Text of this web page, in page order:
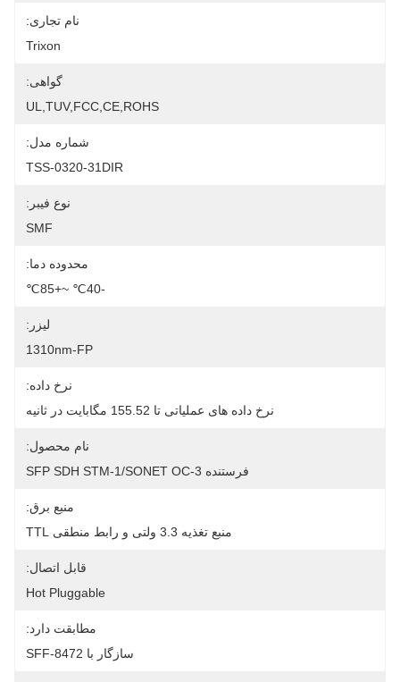
نام تجاری:
Trixon
گواهی:
UL,TUV,FCC,CE,ROHS
شماره مدل:
TSS-0320-31DIR
نوع فیبر:
SMF
محدوده دما:
-40℃ ~+85℃
لیزر:
1310nm-FP
نرخ داده:
نرخ داده های عملیاتی تا 155.52 مگابایت در ثانیه
نام محصول:
فرستنده SFP SDH STM-1/SONET OC-3
منبع برق:
منبع تغذیه 3.3 ولتی و رابط منطقی TTL
قابل اتصال:
Hot Pluggable
مطابقت دارد:
سازگار با SFF-8472